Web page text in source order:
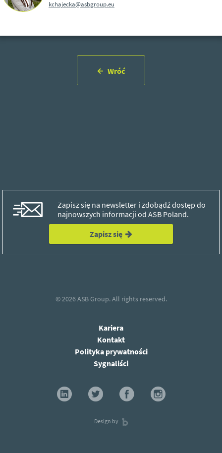
kchajecka@asbgroup.eu
Wróć
Zapisz się na newsletter i zdobądź dostęp do
najnowszych informacji od ASB Poland.
Zapisz się
© 2026ASB Group.All rights reserved.
Kariera
Kontakt
Polityka prywatności
Sygnaliści
Design by